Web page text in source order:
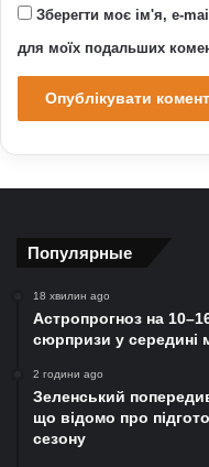
Зберегти моє ім'я, e-
для моїх подальших
Популярные
18 хвилин ago
Астропрогноз на
сюрпризи у середині
2 години ago
Зеленський
що відомо про
сезону